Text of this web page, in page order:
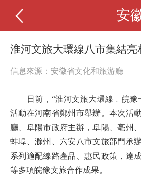
安
淮河文旅大環線八市集結亮
信息來源：安徽省文化和旅游廳
日前，“淮河文旅大環線﹒皖豫
活動在河南省鄭州市舉辦。本次活
廳、阜陽市政府主辦，阜陽、亳州
蚌埠、滁州、六安八市文旅部門承
系列適配線路產品、惠民政策，達
等多項皖豫文旅合作成果。